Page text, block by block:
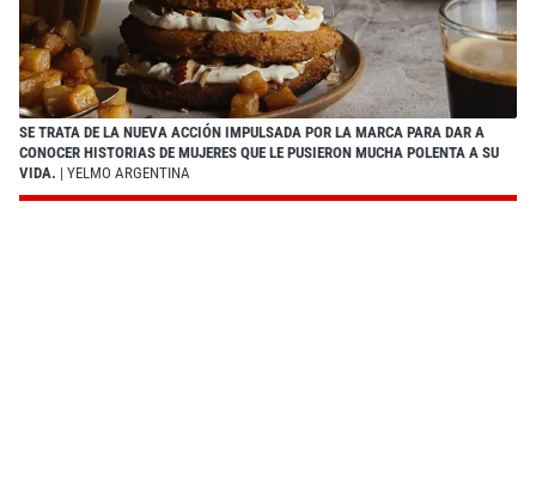
SE TRATA DE LA NUEVA ACCIÓN IMPULSADA POR LA MARCA PARA DAR A
CONOCER HISTORIAS DE MUJERES QUE LE PUSIERON MUCHA POLENTA A SU
VIDA. | YELMO ARGENTINA